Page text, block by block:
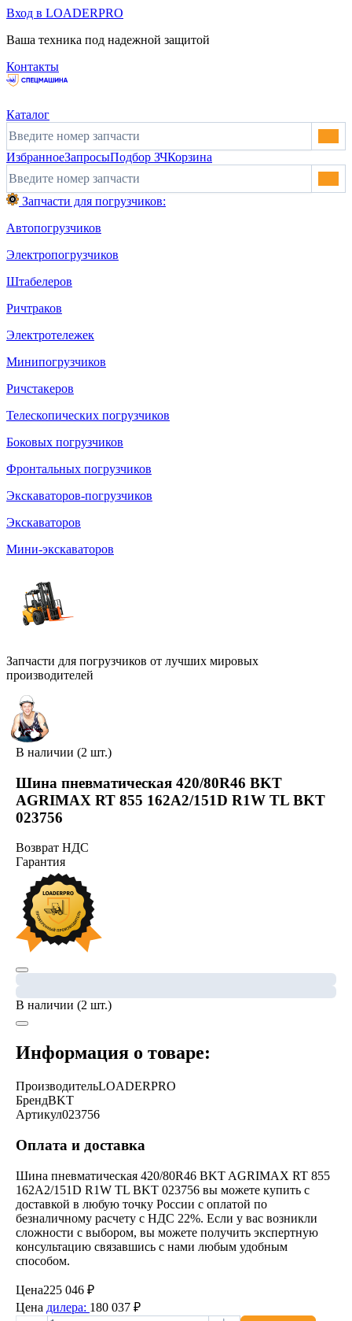
Вход в LOADERPRO
Ваша техника под надежной защитой
Контакты
Каталог
ИзбранноеЗапросыПодбор ЗЧКорзина
Запчасти для погрузчиков:
Автопогрузчиков
Электропогрузчиков
Штабелеров
Ричтраков
Электротележек
Минипогрузчиков
Ричстакеров
Телескопических погрузчиков
Боковых погрузчиков
Фронтальных погрузчиков
Экскаваторов-погрузчиков
Экскаваторов
Мини-экскаваторов
Запчасти для погрузчиков от лучших мировых
производителей
В наличии (2 шт.)
Шина пневматическая 420/80R46 BKT
AGRIMAX RT 855 162A2/151D R1W TL BKT
023756
Возврат НДС
Гарантия
В наличии (2 шт.)
Информация о товаре:
ПроизводительLOADERPRO
БрендBKT
Артикул023756
Оплата и доставка
Шина пневматическая 420/80R46 BKT AGRIMAX RT 855
162A2/151D R1W TL BKT 023756 вы можете купить с
доставкой в любую точку России с оплатой по
безналичному расчету с НДС 22%. Если у вас возникли
сложности с выбором, вы можете получить экспертную
консультацию связавшись с нами любым удобным
способом.
Цена225 046 ₽
Цена дилера: 180 037 ₽